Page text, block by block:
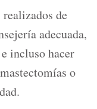
de
adecuada,
incluso hacer
o